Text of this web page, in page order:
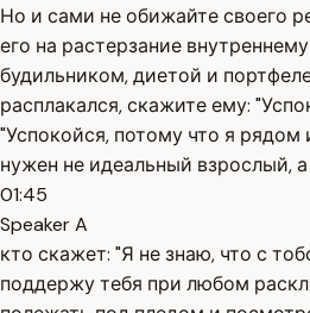
Но и сами не обижайте своего
его на растерзание
будильником, диетой и
расплакался, скажите ему:
"Успокойся, потому что я
нужен не идеальный взрослый, а
01:45
Speaker A
кто скажет: "Я не знаю, что с
поддержу тебя при любом